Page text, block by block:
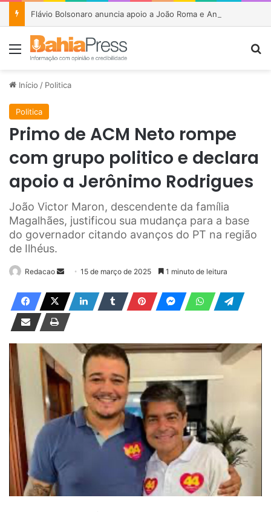
Menu
Início / Politica
Politica
Primo de ACM Neto rompe
com grupo politico e declara
apoio a Jerônimo Rodrigues
João Victor Maron, descendente da família
Magalhães, justificou sua mudança para a base
do governador citando avanços do PT na região
de Ilhéus.
Redacao
n
d
e
u
e
a
15 de março de 2025 1 minuto de leitura